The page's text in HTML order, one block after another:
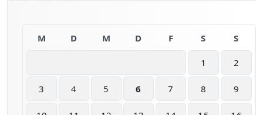
M D M D F S S
1 2
3 4 5 6 7 8 9